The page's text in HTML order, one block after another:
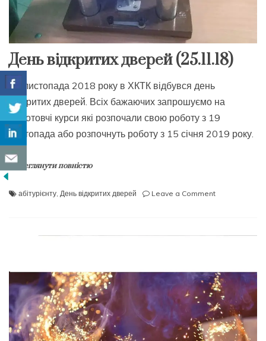
День відкритих дверей (25.11.18)
25 листопада 2018 року в ХКТК відбувся день
відкритих дверей. Всіх бажаючих запрошуємо на
підготовчі курси які розпочали свою роботу з 19
листопада або розпочнуть роботу з 15 січня 2019 року.
Переглянути повністю
абітурієнту, День відкритих дверей Leave a Commenton